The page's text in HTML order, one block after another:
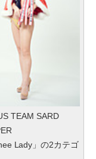
TEAM SARD
Lady」の2カテゴ